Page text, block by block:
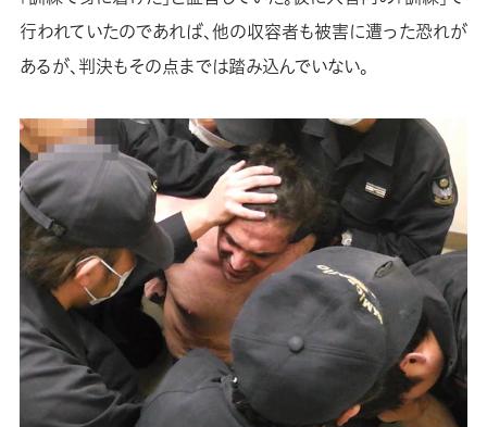
行われていたのであれば、他の収容者も被害に遭った恐れが
あるが、判決もその点までは踏み込んでいない。